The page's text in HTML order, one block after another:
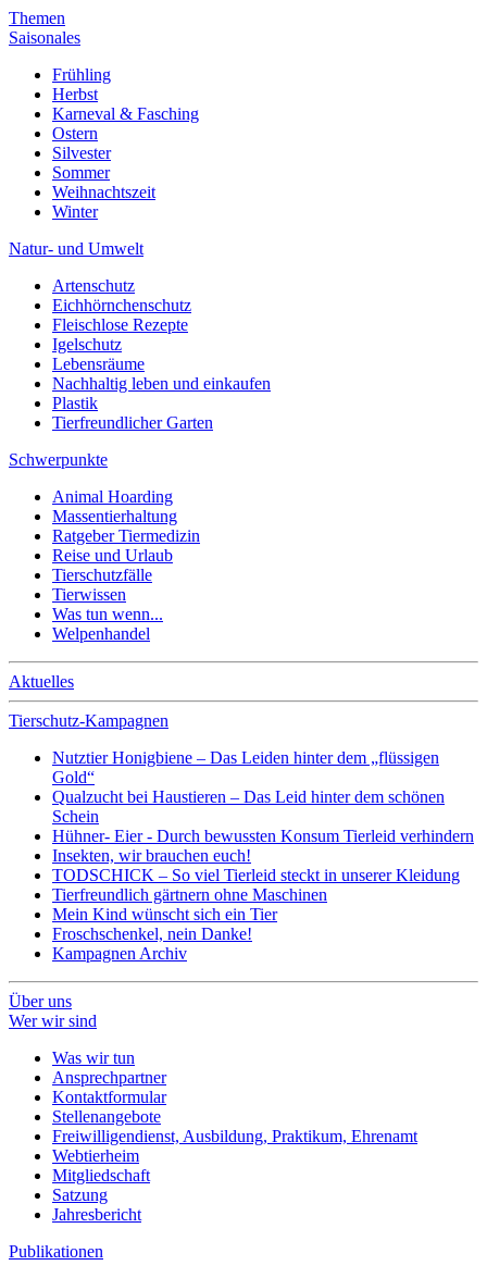
Themen
Saisonales
Frühling
Herbst
Karneval & Fasching
Ostern
Silvester
Sommer
Weihnachtszeit
Winter
Natur- und Umwelt
Artenschutz
Eichhörnchenschutz
Fleischlose Rezepte
Igelschutz
Lebensräume
Nachhaltig leben und einkaufen
Plastik
Tierfreundlicher Garten
Schwerpunkte
Animal Hoarding
Massentierhaltung
Ratgeber Tiermedizin
Reise und Urlaub
Tierschutzfälle
Tierwissen
Was tun wenn...
Welpenhandel
Aktuelles
Tierschutz-Kampagnen
Nutztier Honigbiene – Das Leiden hinter dem „flüssigen
Gold“
Qualzucht bei Haustieren – Das Leid hinter dem schönen
Schein
Hühner- Eier - Durch bewussten Konsum Tierleid verhindern
Insekten, wir brauchen euch!
TODSCHICK – So viel Tierleid steckt in unserer Kleidung
Tierfreundlich gärtnern ohne Maschinen
Mein Kind wünscht sich ein Tier
Froschschenkel, nein Danke!
Kampagnen Archiv
Über uns
Wer wir sind
Was wir tun
Ansprechpartner
Kontaktformular
Stellenangebote
Freiwilligendienst, Ausbildung, Praktikum, Ehrenamt
Webtierheim
Mitgliedschaft
Satzung
Jahresbericht
Publikationen